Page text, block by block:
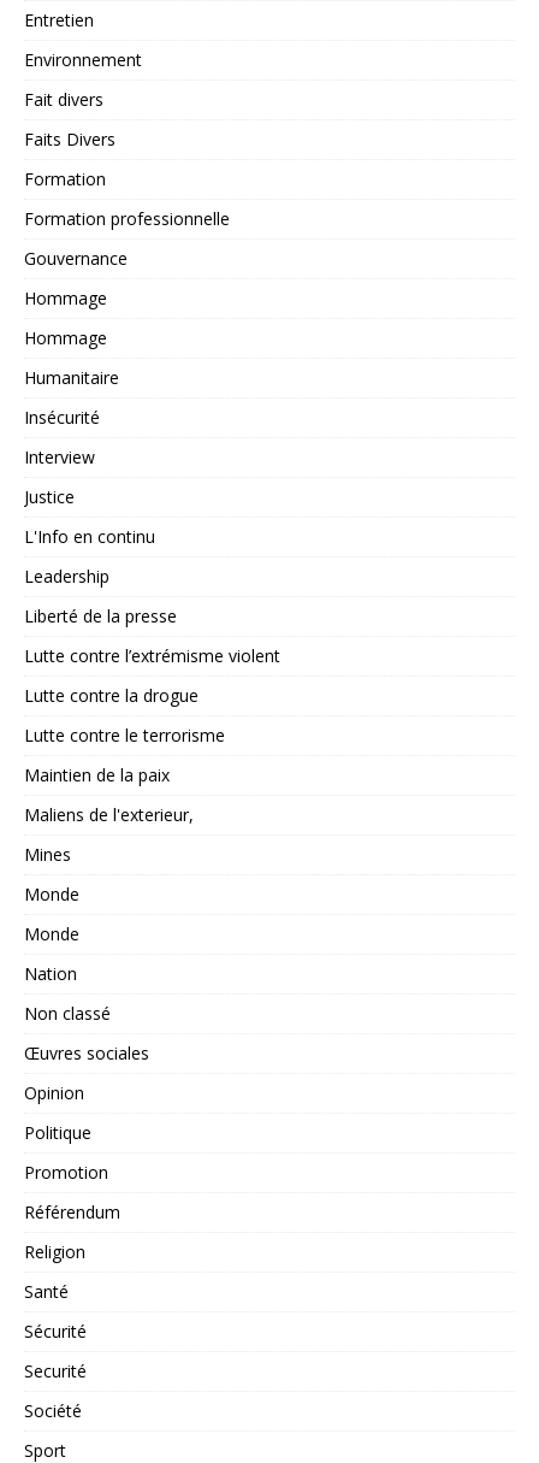
Entretien
Environnement
Fait divers
Faits Divers
Formation
Formation professionnelle
Gouvernance
Hommage
Hommage
Humanitaire
Insécurité
Interview
Justice
L'Info en continu
Leadership
Liberté de la presse
Lutte contre l’extrémisme violent
Lutte contre la drogue
Lutte contre le terrorisme
Maintien de la paix
Maliens de l'exterieur,
Mines
Monde
Monde
Nation
Non classé
Œuvres sociales
Opinion
Politique
Promotion
Référendum
Religion
Santé
Sécurité
Securité
Société
Sport